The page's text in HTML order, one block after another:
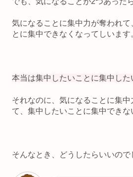
気になることに集中力が奪われて
とに集中できなくなってしいます
本当は集中したいことに集中した
それなのに、 気になることに集中
て、集中したいことに集中できな
そんなとき、どうしたらいいので